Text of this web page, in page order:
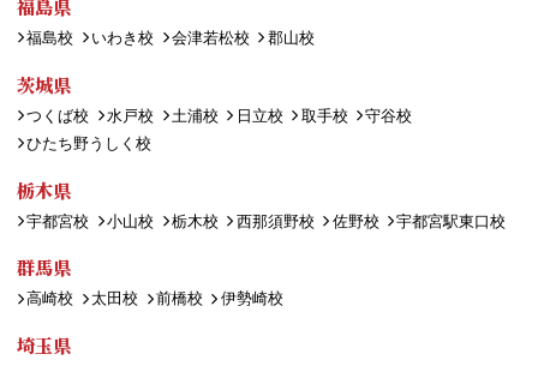
福島県
福島校 いわき校 会津若松校 郡山校
茨城県
つくば校 水戸校 土浦校 日立校 取手校
守谷校
ひたち野うしく校
栃木県
宇都宮校 小山校 栃木校 西那須野校 佐野校 宇都宮駅東口校
群馬県
高崎校 太田校 前橋校 伊勢崎校
埼玉県